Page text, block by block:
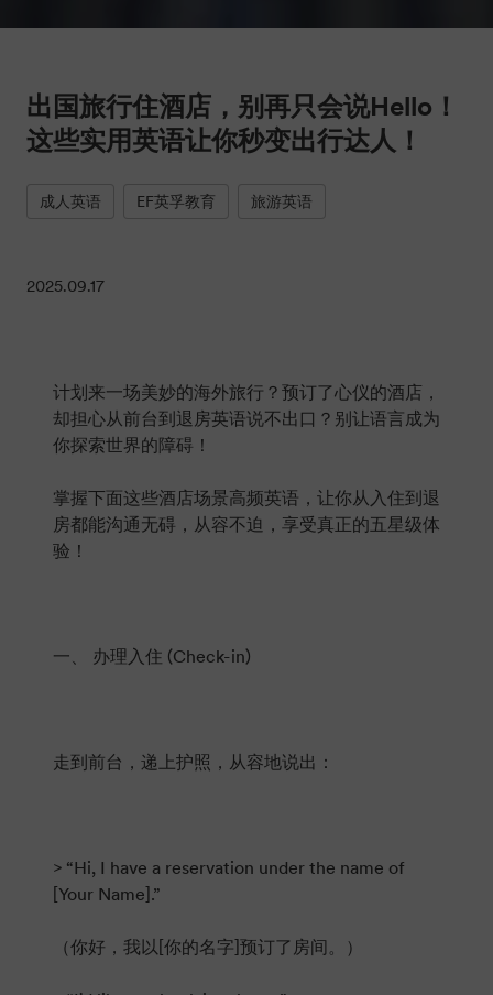
出国旅行住酒店，别再只会说Hello！
这些实用英语让你秒变出行达人！
成人英语 EF英孚教育 旅游英语
2025.09.17
计划来一场美妙的海外旅行？预订了心仪的酒店，
却担心从前台到退房英语说不出口？别让语言成为
你探索世界的障碍！
掌握下面这些酒店场景高频英语，让你从入住到退
房都能沟通无碍，从容不迫，享受真正的五星级体
验！
一、 办理入住 (Check-in)
走到前台，递上护照，从容地说出：
> “Hi, I have a reservation under the name of
[Your Name].”
（你好，我以[你的名字]预订了房间。）